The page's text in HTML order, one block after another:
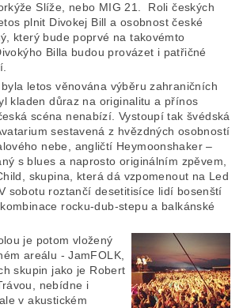
Slíže, nebo MIG 21. Roli českých
plnit Divokej Bill a osobnost české
který bude poprvé na takovémto
Billa budou provázet i patřičné
letos věnována výběru zahraničních
kladen důraz na originalitu a přínos
scéna nenabízí. Vystoupí tak švédská
sestavená z hvězdných osobností
nebe, angličtí Heymoonshaker –
s blues a naprosto originálním zpěvem,
skupina, která dá vzpomenout na Led
sobotu roztančí desetitisíce lidí bosenští
rocku-dub-stepu a balkánské
je potom vložený
areálu - JamFOLK,
skupin jako je Robert
nebídne i
v akustickém